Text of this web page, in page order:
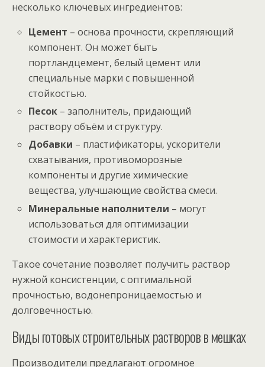
несколько ключевых ингредиентов:
Цемент – основа прочности, скрепляющий
компонент. Он может быть
портландцемент, белый цемент или
специальные марки с повышенной
стойкостью.
Песок – заполнитель, придающий
раствору объём и структуру.
Добавки – пластификаторы, ускорители
схватывания, противоморозные
компоненты и другие химические
вещества, улучшающие свойства смеси.
Минеральные наполнители – могут
использоваться для оптимизации
стоимости и характеристик.
Такое сочетание позволяет получить раствор
нужной консистенции, с оптимальной
прочностью, водонепроницаемостью и
долговечностью.
Виды готовых строительных растворов в мешках
Производители предлагают огромное